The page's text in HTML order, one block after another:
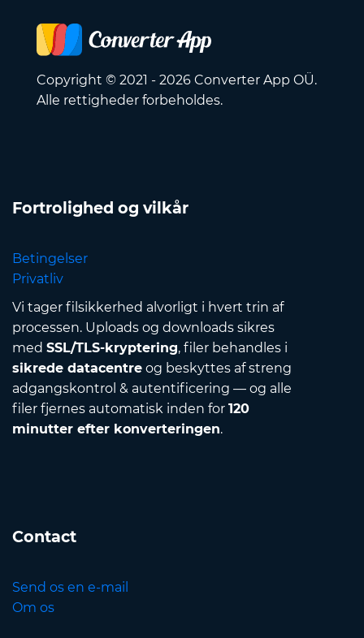
Copyright © 2021 - 2026 Converter App OÜ.
Alle rettigheder forbeholdes.
Fortrolighed og vilkår
Betingelser
Privatliv
Vi tager filsikkerhed alvorligt i hvert trin af
processen. Uploads og downloads sikres
med SSL/TLS-kryptering, filer behandles i
sikrede datacentre og beskyttes af streng
adgangskontrol & autentificering — og alle
filer fjernes automatisk inden for 120
minutter efter konverteringen.
Contact
Send os en e-mail
Om os